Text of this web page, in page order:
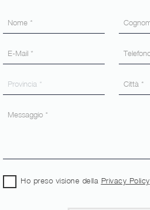
Ho preso visione della Privacy Policy